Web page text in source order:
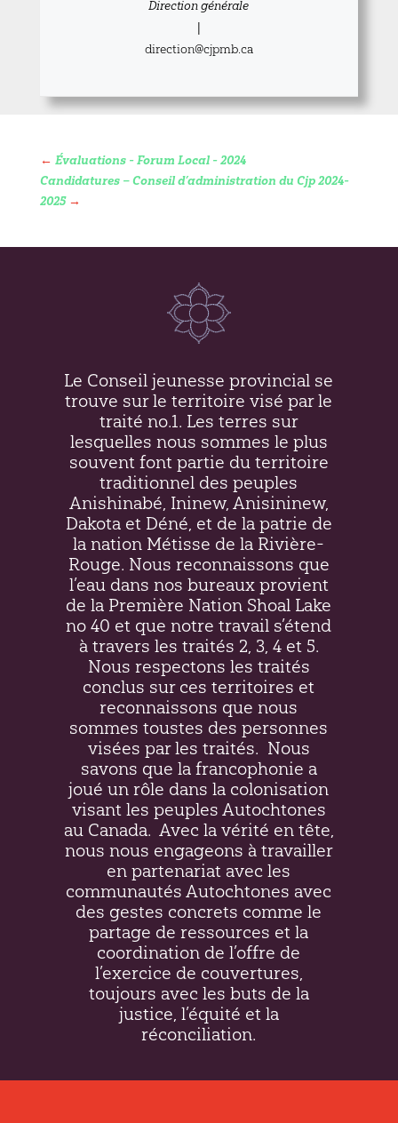
Direction générale
|
direction@cjpmb.ca
← Évaluations - Forum Local - 2024
Candidatures – Conseil d’administration du Cjp 2024-
2025→
Le Conseil jeunesse provincial se
trouve sur le territoire visé par le
traité no.1. Les terres sur
lesquelles nous sommes le plus
souvent font partie du territoire
traditionnel des peuples
Anishinabé, Ininew, Anisininew,
Dakota et Déné, et de la patrie de
la nation Métisse de la Rivière-
Rouge. Nous reconnaissons que
l’eau dans nos bureaux provient
de la Première Nation Shoal Lake
no 40 et que notre travail s’étend
à travers les traités 2, 3, 4 et 5.
Nous respectons les traités
conclus sur ces territoires et
reconnaissons que nous
sommes toustes des personnes
visées par les traités. Nous
savons que la francophonie a
joué un rôle dans la colonisation
visant les peuples Autochtones
au Canada. Avec la vérité en tête,
nous nous engageons à travailler
en partenariat avec les
communautés Autochtones avec
des gestes concrets comme le
partage de ressources et la
coordination de l’offre de
l’exercice de couvertures,
toujours avec les buts de la
justice, l’équité et la
réconciliation.